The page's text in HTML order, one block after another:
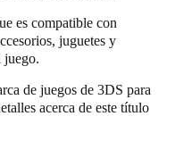
es compatible con
juguetes y
juego.
de juegos de 3DS para
acerca de este título